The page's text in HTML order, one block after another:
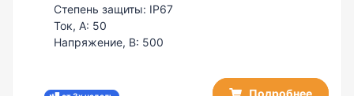
Степень защиты: IP67
Ток, А: 50
Напряжение, В: 500